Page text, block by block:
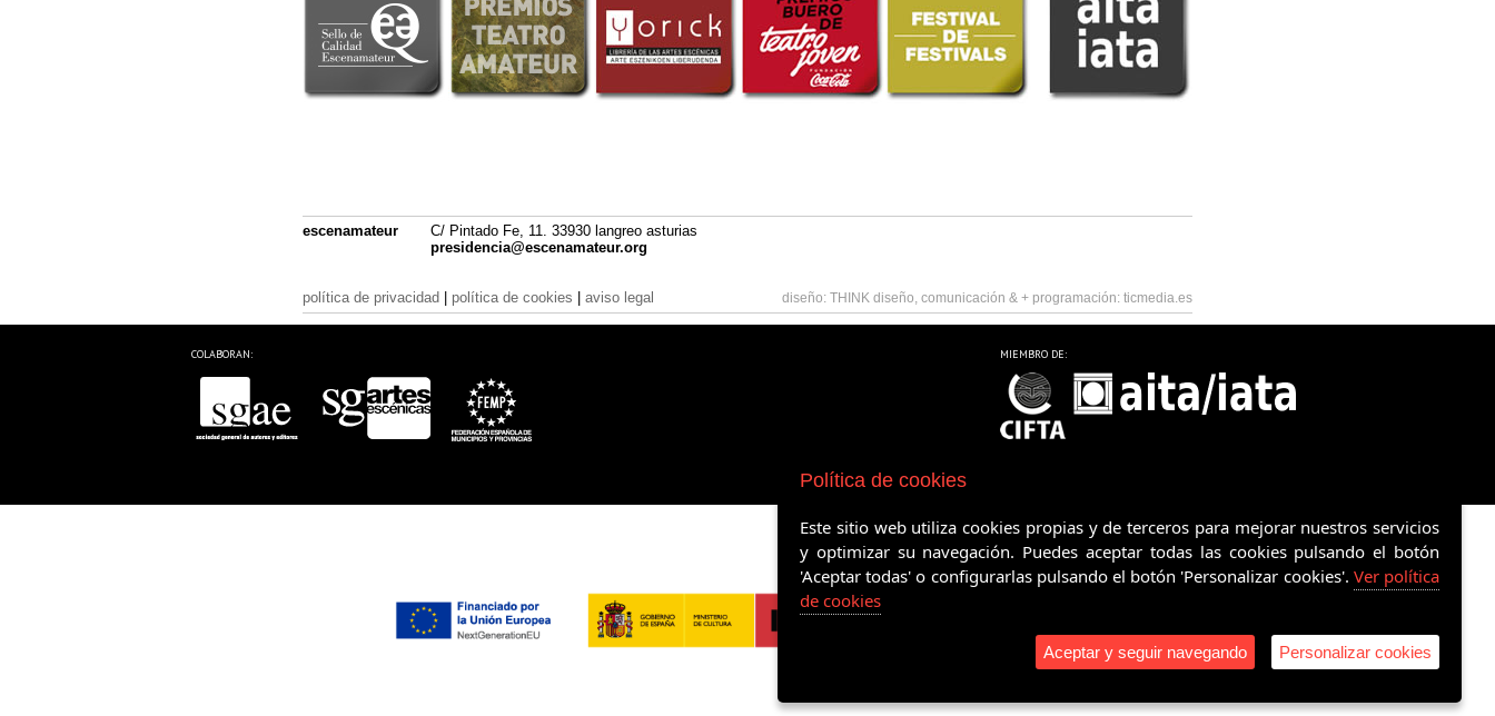
escenamateur
C/ Pintado Fe, 11. 33930 langreo asturias
presidencia@escenamateur.org
política de privacidad política de cookies aviso legal diseño: THINK diseño, comunicación & + programación: ticmedia.es
MIEMBRO DE:
COLABORAN:
Política de cookies
Este sitio web utiliza cookies propias y de terceros para mejorar nuestros servicios
y optimizar su navegación. Puedes aceptar todas las cookies pulsando el botón
'Aceptar todas' o configurarlas pulsando el botón 'Personalizar cookies'. Ver política
de cookies
Aceptar y seguir navegando Personalizar cookies